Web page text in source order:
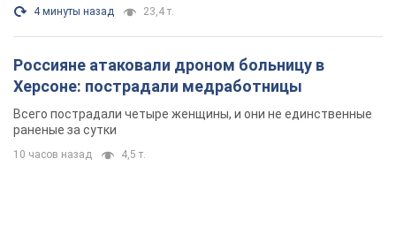
4 минуты назад 23,4 т.
Россияне атаковали дроном больницу в
Херсоне: пострадали медработницы
Всего пострадали четыре женщины, и они не единственные
раненые за сутки
10 часов назад 4,5 т.